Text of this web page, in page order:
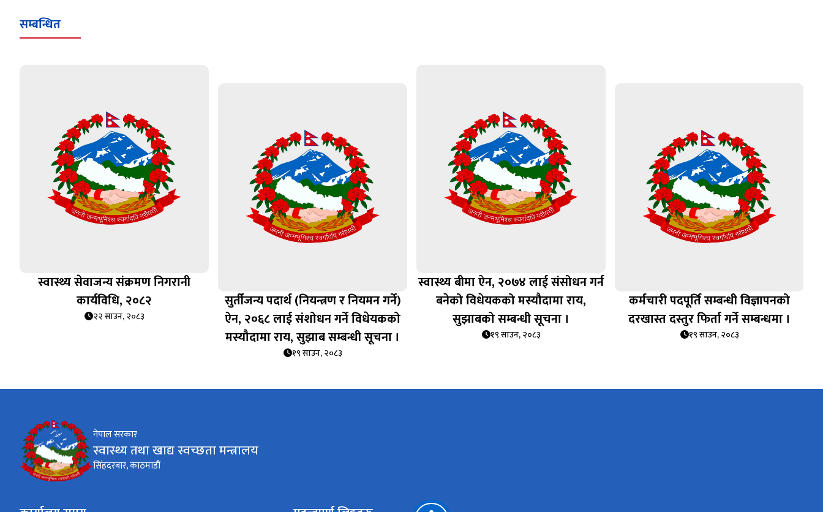
सम्बन्धित
स्वास्थ्य सेवाजन्य संक्रमण निगरानी
कार्यविधि, २०८२
२२ साउन, २०८३
सुर्तीजन्य पदार्थ (नियन्त्रण र नियमन गर्ने)
ऐन, २०६८ लाई संशोधन गर्ने विधेयकको
मस्यौदामा राय, सुझाब सम्बन्धी सूचना ।
१९ साउन, २०८३
स्वास्थ्य बीमा ऐन, २०७४ लाई संसोधन गर्न
बनेको विधेयकको मस्यौदामा राय,
सुझाबको सम्बन्धी सूचना ।
१९ साउन, २०८३
कर्मचारी पदपूर्ति सम्बन्धी विज्ञापनको
दरखास्त दस्तुर फिर्ता गर्ने सम्बन्धमा ।
१९ साउन, २०८३
नेपाल सरकार
स्वास्थ्य तथा खाद्य स्वच्छता मन्त्रालय
सिंहदरबार, काठमाडौं